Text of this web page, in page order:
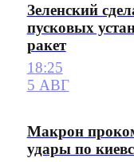
Зеленский
пусковых
ракет
18:25
5 АВГ
Макрон
удары по